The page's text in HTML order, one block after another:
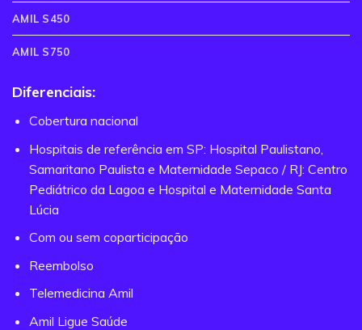
AMIL S450
AMIL S750
Diferenciais:
Cobertura nacional
Hospitais de referência em SP: Hospital Paulistano,
Samaritano Paulista e Maternidade Sepaco / RJ: Centro
Pediátrico da Lagoa e Hospital e Maternidade Santa
Lúcia
Com ou sem coparticipação
Reembolso
Telemedicina Amil
Amil Ligue Saúde